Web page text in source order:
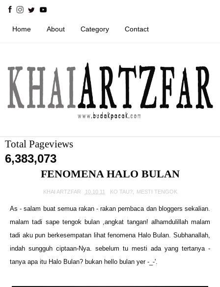
Home About Category Contact
Total Pageviews
6,383,073
FENOMENA HALO BULAN
KHAI ARTZFAR 10.10.11 KO TAU?, MESTI TENGOK
As - salam buat semua rakan - rakan pembaca dan bloggers sekalian.
malam tadi sape tengok bulan ,angkat tangan! alhamdulillah malam
tadi aku pun berkesempatan lihat fenomena Halo Bulan. Subhanallah,
indah sungguh ciptaan-Nya. sebelum tu mesti ada yang tertanya -
tanya apa itu Halo Bulan? bukan hello bulan yer -_-'.